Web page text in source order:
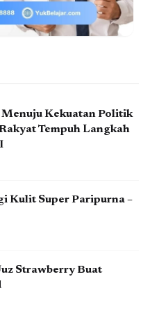
Kekuatan Politik
Tempuh Langkah
Kulit Super Paripurna –
Strawberry Buat